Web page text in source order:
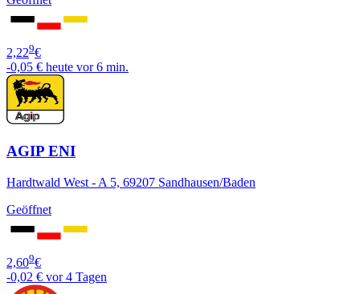
2,229€
-0,05 € heute vor 6 min.
AGIP ENI
Hardtwald West - A 5, 69207 Sandhausen/Baden
Geöffnet
2,609€
-0,02 € vor 4 Tagen